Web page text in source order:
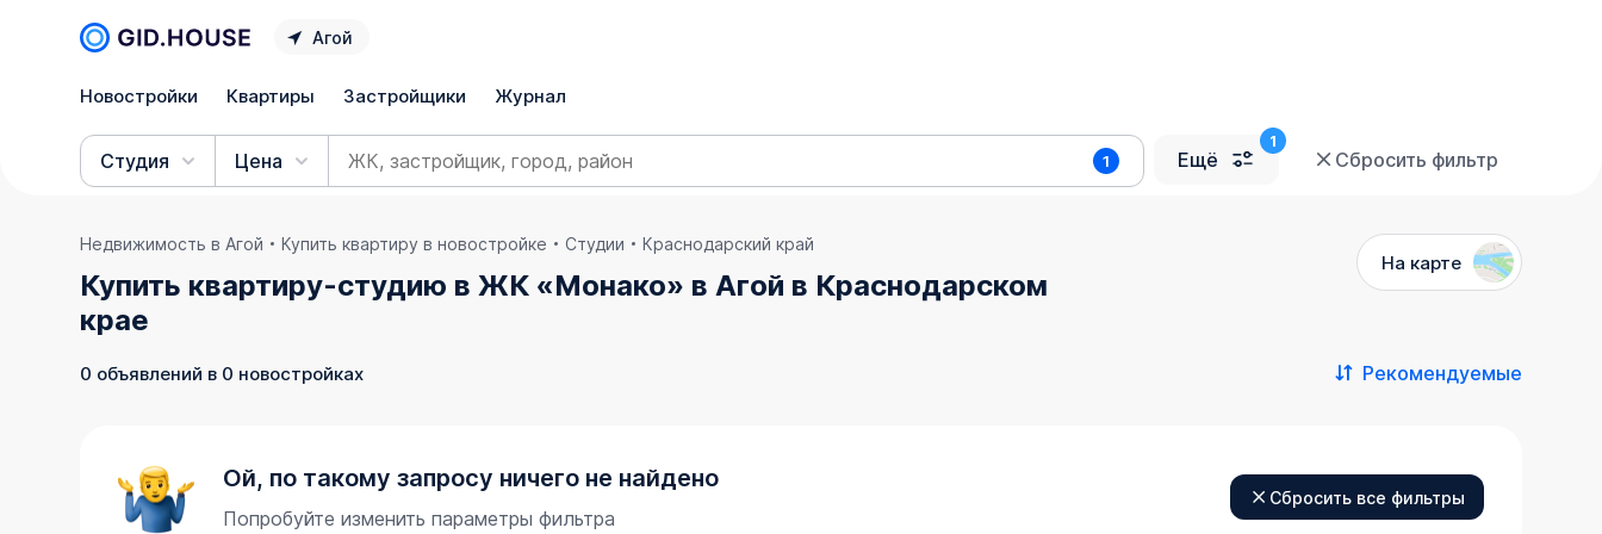
Агой
Новостройки Квартиры Застройщики Журнал
Студия Цена 1 Ещё Сбросить фильтр
Недвижимость в Агой Купить квартиру в новостройке Студии Краснодарский край
Купить квартиру-студию в ЖК «Монако» в Агой в Краснодарском
крае
На карте
0 объявлений в 0 новостройках Рекомендуемые
Ой, по такому запросу ничего не найдено
Попробуйте изменить параметры фильтра
Сбросить все фильтры